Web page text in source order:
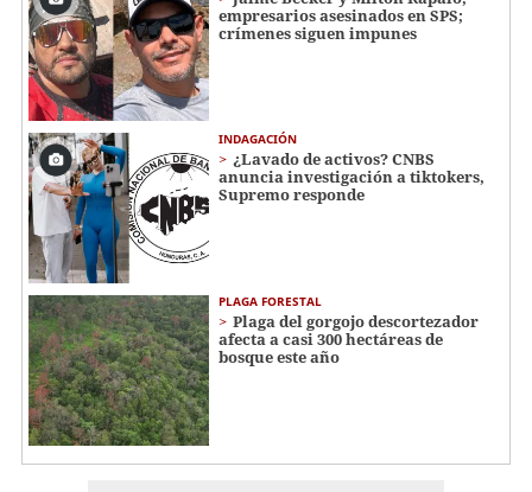
empresarios asesinados en SPS;
crímenes siguen impunes
INDAGACIÓN
¿Lavado de activos? CNBS
anuncia investigación a tiktokers,
Supremo responde
PLAGA FORESTAL
Plaga del gorgojo descortezador
afecta a casi 300 hectáreas de
bosque este año